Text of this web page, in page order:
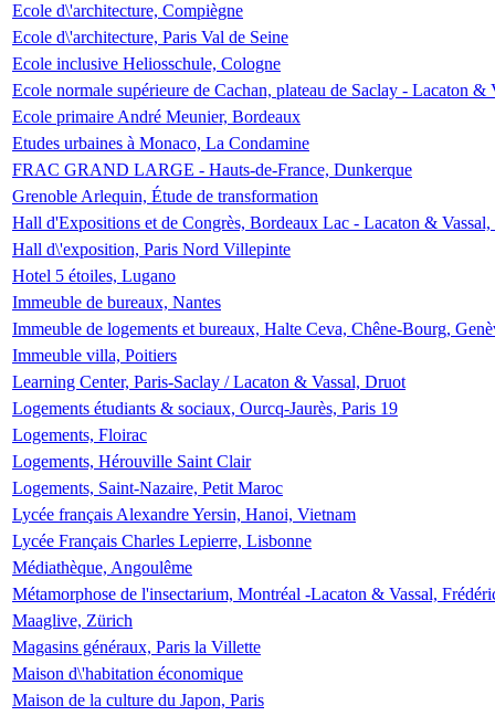
Ecole d\'architecture, Compiègne
Ecole d\'architecture, Paris Val de Seine
Ecole inclusive Heliosschule, Cologne
Ecole normale supérieure de Cachan, plateau de Saclay - Lacaton &
Ecole primaire André Meunier, Bordeaux
Etudes urbaines à Monaco, La Condamine
FRAC GRAND LARGE - Hauts-de-France, Dunkerque
Grenoble Arlequin, Étude de transformation
Hall d'Expositions et de Congrès, Bordeaux Lac - Lacaton &
Hall d\'exposition, Paris Nord Villepinte
Hotel 5 étoiles, Lugano
Immeuble de bureaux, Nantes
Immeuble de logements et bureaux, Halte Ceva, Chêne-Bourg,
Immeuble villa, Poitiers
Learning Center, Paris-Saclay / Lacaton & Vassal, Druot
Logements étudiants & sociaux, Ourcq-Jaurès, Paris 19
Logements, Floirac
Logements, Hérouville Saint Clair
Logements, Saint-Nazaire, Petit Maroc
Lycée français Alexandre Yersin, Hanoi, Vietnam
Lycée Français Charles Lepierre, Lisbonne
Médiathèque, Angoulême
Métamorphose de l'insectarium, Montréal -Lacaton & Vassal,
Maaglive, Zürich
Magasins généraux, Paris la Villette
Maison d\'habitation économique
Maison de la culture du Japon, Paris